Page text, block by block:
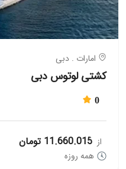
امارات . دبی
کشتی لوتوس دبی
0
از 11.660.015 تومان
همه روزه